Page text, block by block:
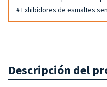
# Exhibidores de esmaltes
Descripción del